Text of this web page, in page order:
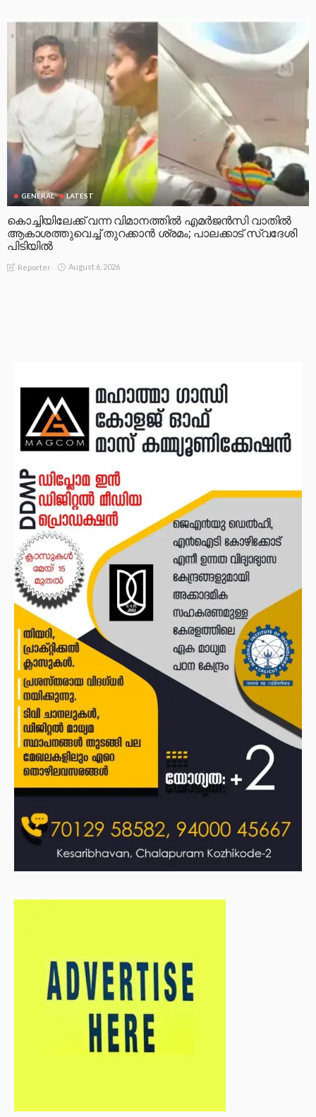
GENERAL LATEST
കൊച്ചിയിലേക്ക് വന്ന വിമാനത്തിൽ എമർജൻസി വാതിൽ
ആകാശത്തുവെച്ച് തുറക്കാൻ ശ്രമം; പാലക്കാട് സ്വദേശി
പിടിയിൽ
Reporter August 6, 2026